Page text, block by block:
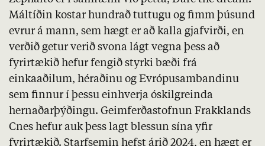
Máltíðin kostar hundrað tuttugu og fimm þúsund
evrur á mann, sem hægt er að kalla gjafvirði, en
verðið getur verið svona lágt vegna þess að
fyrirtækið hefur fengið styrki bæði frá
einkaaðilum, héraðinu og Evrópusambandinu
sem finnur í þessu einhverja óskilgreinda
hernaðarþýðingu. Geimferðastofnun Frakklands
Cnes hefur auk þess lagt blessun sína yfir
fyrirtækið. Starfsemin hefst árið 2024, en hægt er